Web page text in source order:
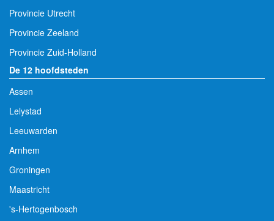
Provincie Utrecht
Provincie Zeeland
Provincie Zuid-Holland
De 12 hoofdsteden
Assen
Lelystad
Leeuwarden
Arnhem
Groningen
Maastricht
's-Hertogenbosch